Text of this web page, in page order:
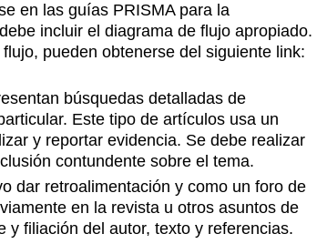
en las guías PRISMA para la
incluir el diagrama de flujo apropiado.
pueden obtenerse del siguiente link:
búsquedas detalladas de
Este tipo de artículos usa un
y reportar evidencia. Se debe realizar
contundente sobre el tema.
dar retroalimentación y como un foro de
en la revista u otros asuntos de
y filiación del autor, texto y referencias.